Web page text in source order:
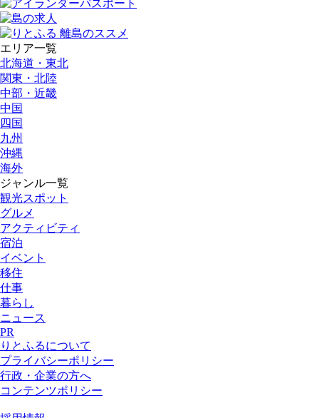
エリア一覧
北海道・東北
関東・北陸
中部・近畿
中国
四国
九州
沖縄
海外
ジャンル一覧
観光スポット
グルメ
アクティビティ
宿泊
イベント
移住
仕事
暮らし
ニュース
PR
りとふるについて
プライバシーポリシー
行政・企業の方へ
コンテンツポリシー